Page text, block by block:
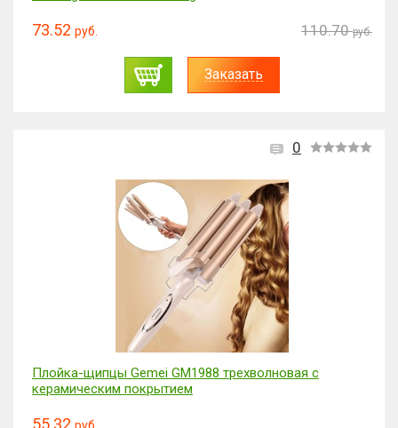
73.52 руб. 110.70 руб.
Заказать
0
Плойка-щипцы Gemei GM1988 трехволновая с
керамическим покрытием
55.32